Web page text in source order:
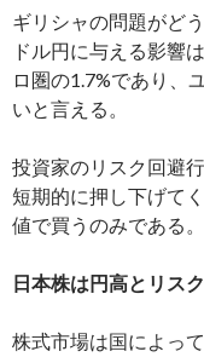
ギリシャの問題がど
ドル円に与える影響
ロ圏の1.7%であり、
いと言える。
投資家のリスク回避
短期的に押し下げて
値で買うのみである。
日本株は円高とリス
株式市場は国によっ